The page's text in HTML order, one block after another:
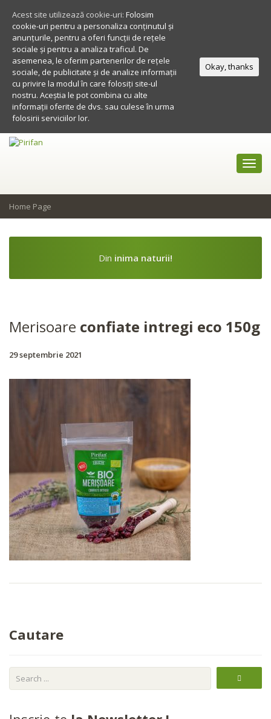
Home Page
Din inima naturii!
Merisoare confiate intregi eco 150g
29 septembrie 2021
Cautare
Acest site utilizează cookie-uri: Folosim
cookie-uri pentru a personaliza conținutul și
anunțurile, pentru a oferi funcții de rețele
sociale și pentru a analiza traficul. De
asemenea, le oferim partenerilor de rețele
sociale, de publicitate și de analize informații
cu privire la modul în care folosiți site-ul
nostru. Aceștia le pot combina cu alte
informații oferite de dvs. sau culese în urma
folosirii serviciilor lor.
Okay, thanks